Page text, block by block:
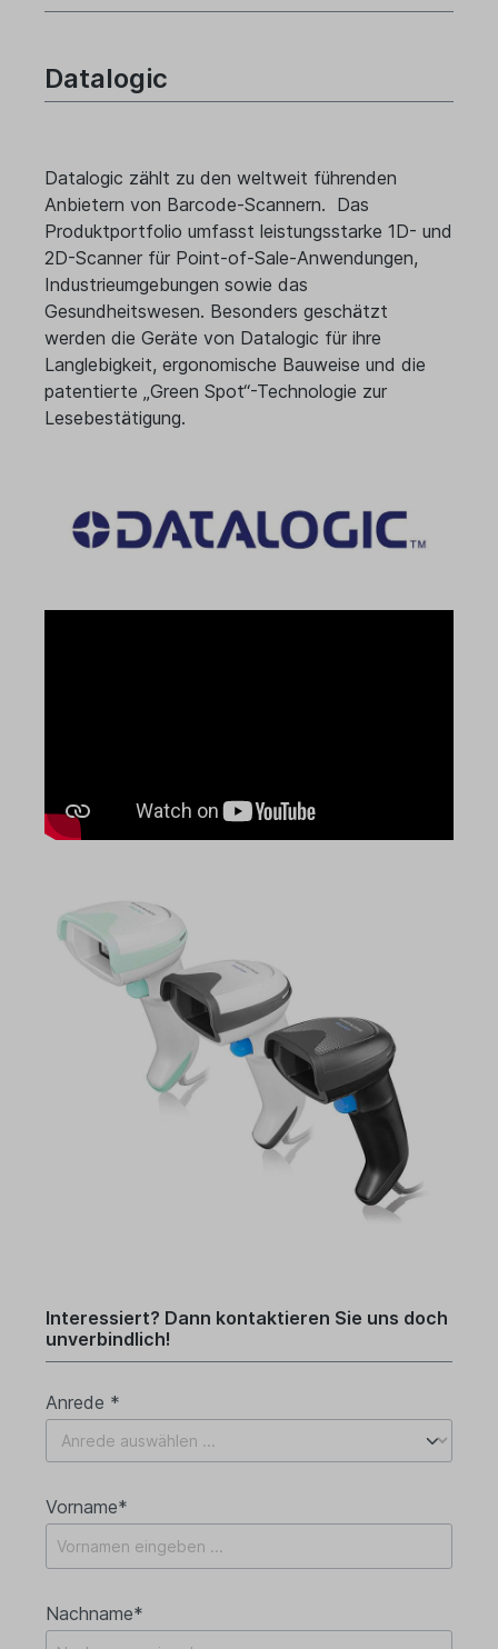
Datalogic
Datalogic zählt zu den weltweit führenden
Anbietern von Barcode-Scannern. Das
Produktportfolio umfasst leistungsstarke 1D- und
2D-Scanner für Point-of-Sale-Anwendungen,
Industrieumgebungen sowie das
Gesundheitswesen. Besonders geschätzt
werden die Geräte von Datalogic für ihre
Langlebigkeit, ergonomische Bauweise und die
patentierte „Green Spot“-Technologie zur
Lesebestätigung.
Interessiert? Dann kontaktieren Sie uns doch
unverbindlich!
Anrede *
Vorname*
Nachname*